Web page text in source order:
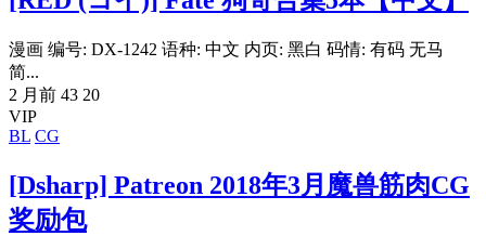
漫画 编号: DX-1242 语种: 中文 内页: 黑白 码情: 有码 无马
简...
2 月前 43 20
VIP
BL CG
[Dsharp] Patreon 2018年3月魔兽筋肉CG
奖励包